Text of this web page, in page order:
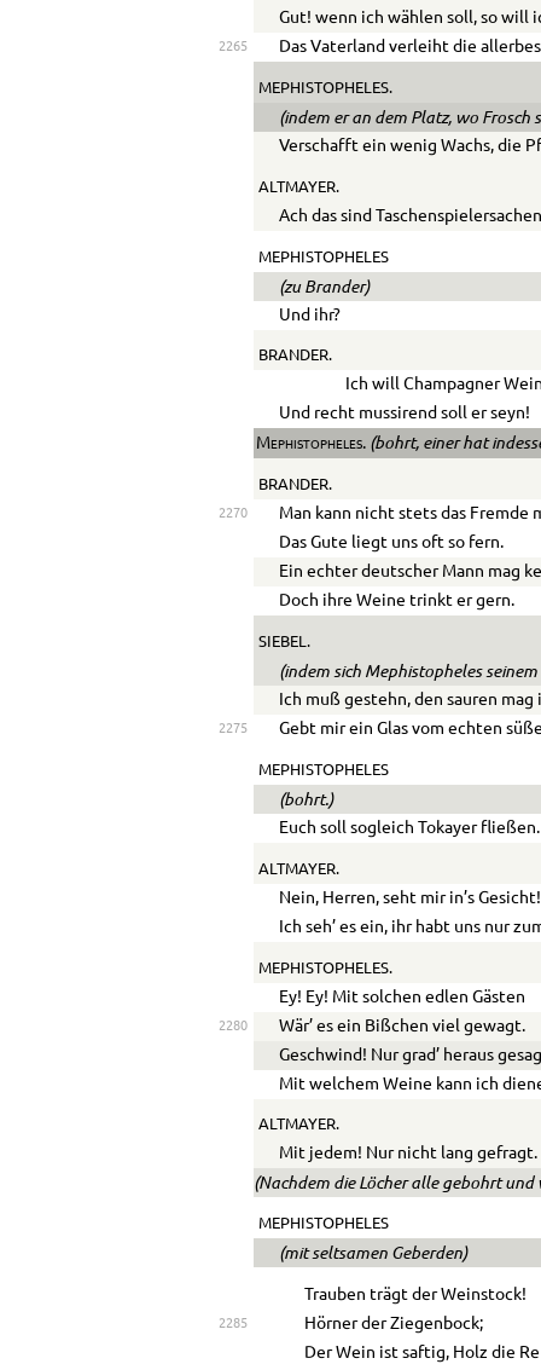
Gut! wenn ich wählen soll, so will
2265 Das Vaterland verleiht die
MEPHISTOPHELES.
(indem er an dem Platz, wo Frosch
Verschafft ein wenig Wachs, die
ALTMAYER.
Ach das sind
MEPHISTOPHELES
(zu Brander)
Und ihr?
BRANDER.
Ich will Champagner
Und recht mussirend soll er seyn!
Mephistopheles.(bohrt, einer hat
BRANDER.
2270
Man kann nicht stets das Fremde
Das Gute liegt uns oft so fern.
Ein echter deutscher Mann mag
Doch ihre Weine trinkt er gern.
SIEBEL.
(indem sich Mephistopheles
Ich muß gestehn, den sauren
2275 Gebt mir ein Glas vom echten
MEPHISTOPHELES
(bohrt.)
Euch soll sogleich Tokayer fließen.
ALTMAYER.
Nein, Herren, seht mir in’s Gesicht!
Ich seh’ es ein, ihr habt uns nur
MEPHISTOPHELES.
Ey! Ey! Mit solchen edlen Gästen
2280
Wär’ es ein Bißchen viel gewagt.
Geschwind! Nur grad’ heraus
Mit welchem Weine kann ich
ALTMAYER.
Mit jedem! Nur nicht lang gefragt.
(Nachdem die Löcher alle gebohrt und
MEPHISTOPHELES
(mit seltsamen Geberden)
Trauben trägt der Weinstock!
2285
Hörner der Ziegenbock;
Der Wein ist saftig, Holz die